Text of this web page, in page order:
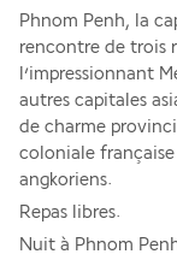
Phnom Penh, la
rencontre de trois
l’impressionnant
autres capitales
de charme
coloniale
angkoriens.
Repas libres.
Nuit à Phnom